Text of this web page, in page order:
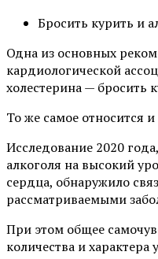
Бросить курить и
Одна из основных
кардиологической
холестерина — бросить
То же самое относится
Исследование 2020
алкоголя на высокий
сердца, обнаружило
рассматриваемыми
При этом общее
количества и характера